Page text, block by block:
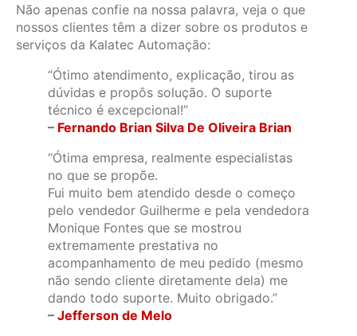
Não apenas confie na nossa palavra, veja o que
nossos clientes têm a dizer sobre os produtos e
serviços da Kalatec Automação:
“Ótimo atendimento, explicação, tirou as
dúvidas e propôs solução. O suporte
técnico é excepcional!”
– Fernando Brian Silva De Oliveira Brian
“Ótima empresa, realmente especialistas
no que se propõe.
Fui muito bem atendido desde o começo
pelo vendedor Guilherme e pela vendedora
Monique Fontes que se mostrou
extremamente prestativa no
acompanhamento de meu pedido (mesmo
não sendo cliente diretamente dela) me
dando todo suporte. Muito obrigado.”
– Jefferson de Melo